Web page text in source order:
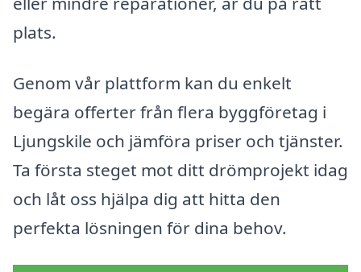
plats.
Genom vår plattform kan du enkelt
begära offerter från flera byggföretag i
Ljungskile och jämföra priser och tjänster.
Ta första steget mot ditt drömprojekt idag
och låt oss hjälpa dig att hitta den
perfekta lösningen för dina behov.